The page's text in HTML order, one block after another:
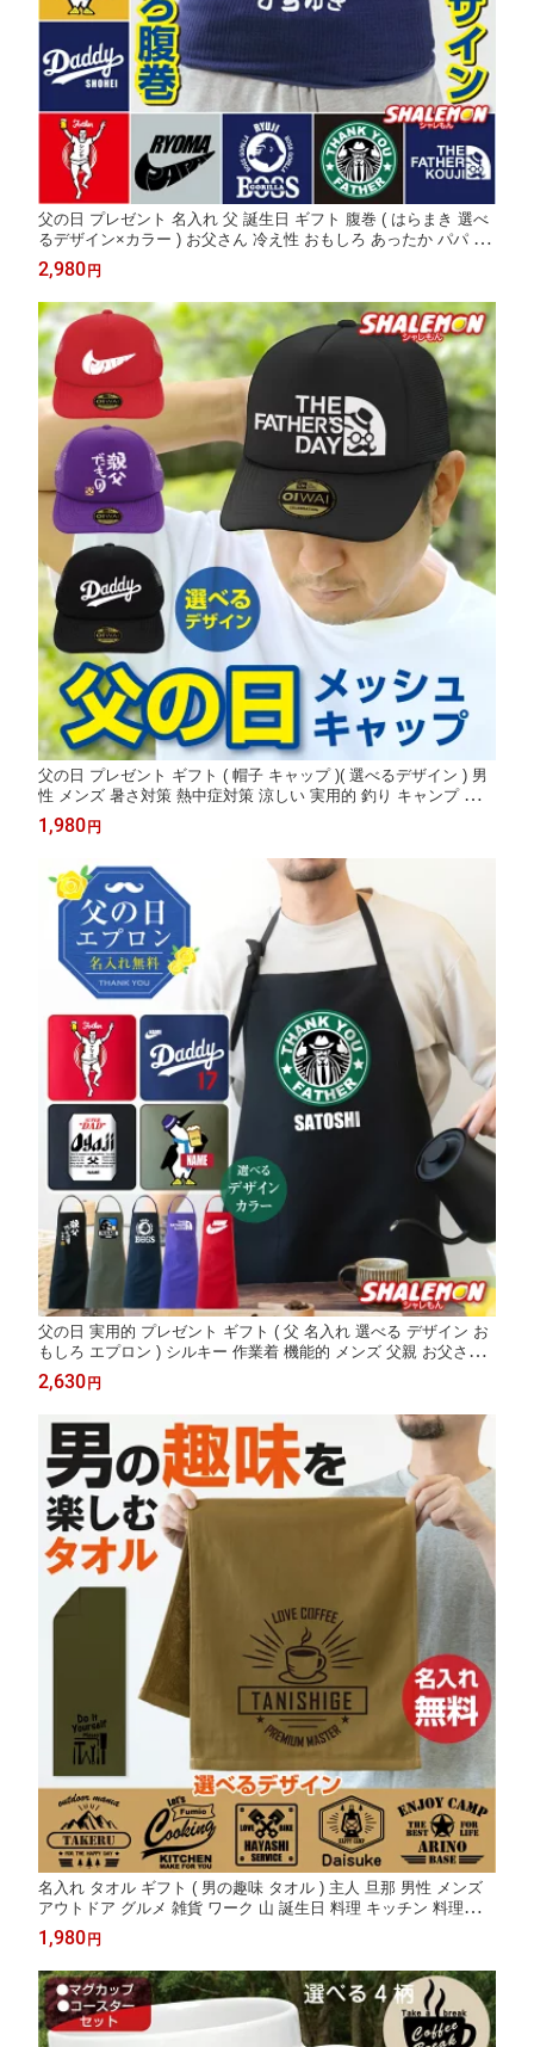
父の日 プレゼント 名入れ 父 誕生日 ギフト 腹巻 ( はらまき 選べ
るデザイン×カラー ) お父さん 冷え性 おもしろ あったか パパ 父
親 メンズ フリーサイズ 伸縮性抜群 冷え性対策 冬準備 寒さ対策
しゃれもん _CC1
2,980 円
父の日 プレゼント ギフト ( 帽子 キャップ )( 選べるデザイン ) 男
性 メンズ 暑さ対策 熱中症対策 涼しい 実用的 釣り キャンプ アウ
トドア 野球 観戦 ゴルフ スポーツ 旅行 メッセージ 面白い ゲーム
daddy
1,980 円
父の日 実用的 プレゼント ギフト ( 父 名入れ 選べる デザイン お
もしろ エプロン ) シルキー 作業着 機能的 メンズ 父親 お父さん
男性 食べ物 ビール うなぎ スイーツ と一緒に オトン 父バンザイ
スポーツ 野球 サプライズ father's day シャレもん _CC1
2,630 円
名入れ タオル ギフト ( 男の趣味 タオル ) 主人 旦那 男性 メンズ
アウトドア グルメ 雑貨 ワーク 山 誕生日 料理 キッチン 料理教室
クッキング カフェ コーヒー 珈琲 キャンプ アウトドア 家事 工具
実用的 父の日 ブラウン カーキ しゃれもん
1,980 円